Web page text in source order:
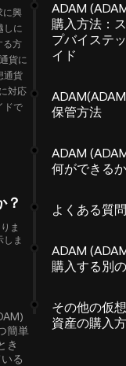
に興
しに
る方
貨に
通貨
対応
ドで
？
ま
ま
簡単
き
る
ADAM
購入方法：
プバイステ
イド
保管方法
ADAM
何ができる
よくある質問
ADAM
購入する別
その他の仮
資産の購入